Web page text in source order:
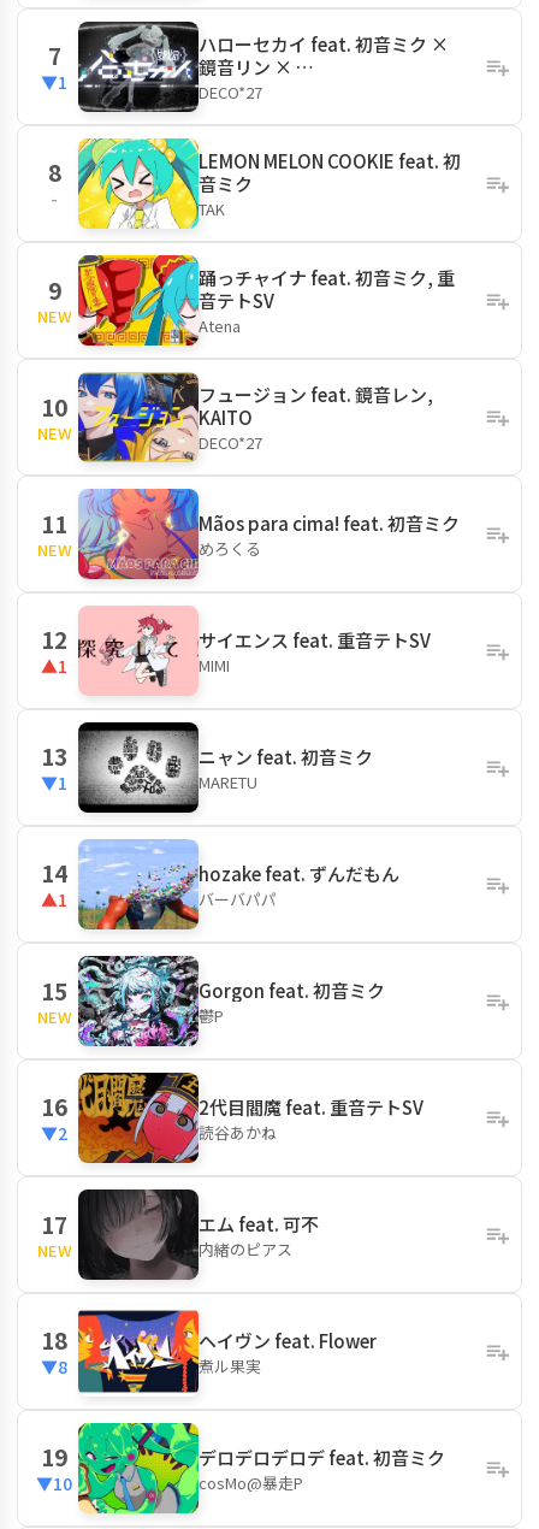
7
▼1
ハローセカイ feat. 初音ミク ×
鏡音リン × …
DECO*27
8
-
LEMON MELON COOKIE feat. 初
音ミク
TAK
9
NEW
踊っチャイナ feat. 初音ミク, 重
音テトSV
Atena
10
NEW
フュージョン feat. 鏡音レン,
KAITO
DECO*27
11
NEW
Mãos para cima! feat. 初音ミク
めろくる
12
▲1
サイエンス feat. 重音テトSV
MIMI
13
▼1
ニャン feat. 初音ミク
MARETU
14
▲1
hozake feat. ずんだもん
バーバパパ
15
NEW
Gorgon feat. 初音ミク
鬱P
16
▼2
2代目閻魔 feat. 重音テトSV
読谷あかね
17
NEW
エム feat. 可不
内緒のピアス
18
▼8
ヘイヴン feat. Flower
煮ル果実
19
▼10
デロデロデロデ feat. 初音ミク
cosMo@暴走P